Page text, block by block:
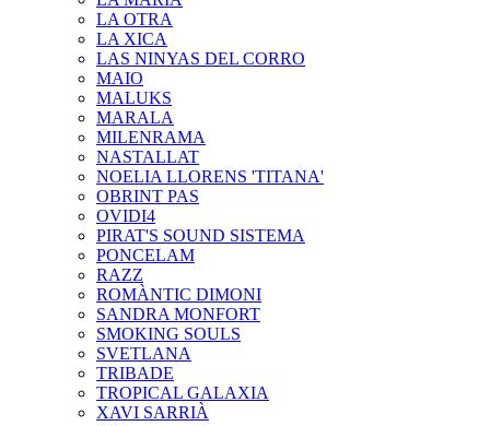
LA OTRA
LA XICA
LAS NINYAS DEL CORRO
MAIO
MALUKS
MARALA
MILENRAMA
NASTALLAT
NOELIA LLORENS 'TITANA'
OBRINT PAS
OVIDI4
PIRAT'S SOUND SISTEMA
PONCELAM
RAZZ
ROMÀNTIC DIMONI
SANDRA MONFORT
SMOKING SOULS
SVETLANA
TRIBADE
TROPICAL GALAXIA
XAVI SARRIÀ